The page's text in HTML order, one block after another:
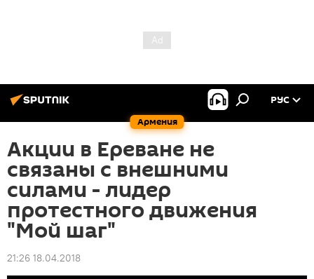
Армения
РУС
Акции в Ереване не
связаны с внешними
силами - лидер
протестного движения
"Мой шаг"
21:26 18.04.2018